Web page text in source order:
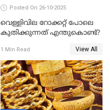
Posted On 26-10-2025
വെള്ളിവില റോക്കറ്റ് പോലെ
കുതിക്കുന്നത് എന്തുകൊണ്ട്?
1 Min Read View All